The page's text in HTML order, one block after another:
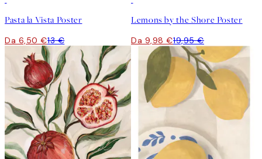
Pasta la Vista Poster
Da 6,50 €13 €
Lemons by the Shore Poster
Da 9,98 €19,95 €